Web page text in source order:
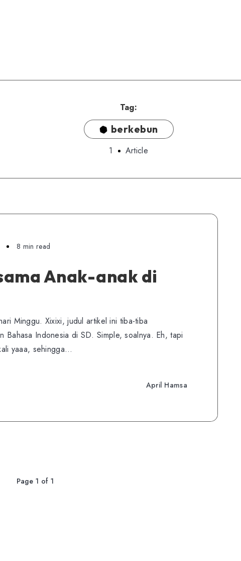
Tag:
berkebun
1 Article
8 min read
Anak-anak di
Minggu. Xixixi, judul artikel ini tiba-tiba
Bahasa Indonesia di SD. Simple, soalnya. Eh, tapi
yaaa, sehingga…
April Hamsa
Page 1 of 1